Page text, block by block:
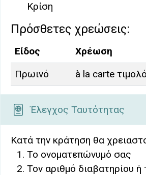
Κρίση
Πρόσθετες χρεώσεις:
Είδος
Χρέωση
Πρωινό
à la carte
Έλεγχος Ταυτότητας
Κατά την κράτηση θα
Το ονοματεπώνυμό σας
Τον αριθμό διαβατηρίου